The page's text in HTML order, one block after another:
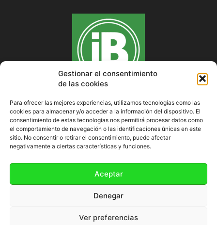
Gestionar el consentimiento
de las cookies
Para ofrecer las mejores experiencias, utilizamos tecnologías como las
cookies para almacenar y/o acceder a la información del dispositivo. El
consentimiento de estas tecnologías nos permitirá procesar datos como
el comportamiento de navegación o las identificaciones únicas en este
sitio. No consentir o retirar el consentimiento, puede afectar
negativamente a ciertas características y funciones.
Aceptar
Denegar
Ver preferencias
SOBRE NOSOTROS